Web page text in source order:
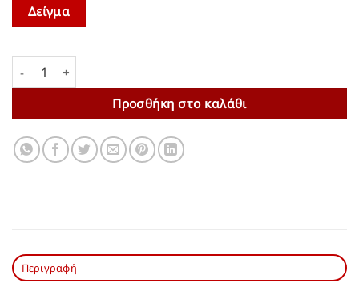
Δείγμα
H αλεπού της ερήμου | Νέστορας Φανάρας ποσότητα
Προσθήκη στο καλάθι
Περιγραφή